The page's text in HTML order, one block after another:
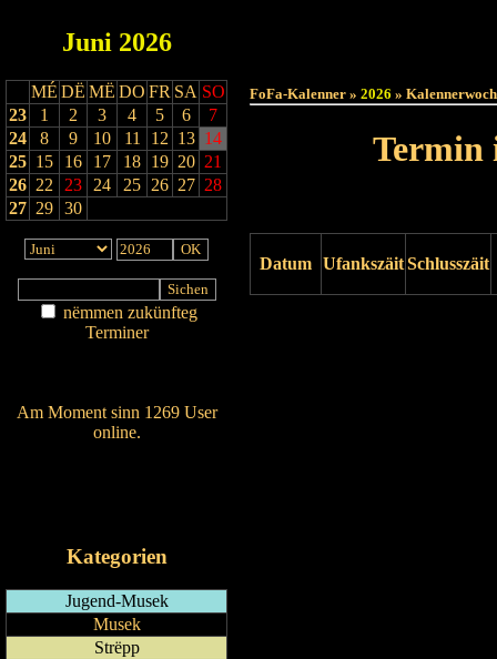
Juni 2026
MÉ DË MË DO FR SA SO
23
1 2 3 4 5 6
7
24
8 9 10 11 12 13 14
25 15 16 17 18 19 20 21
26 22 23 24 25 26 27 28
27 29 30
nëmmen zukünfteg
Terminer
Am Moment sinn 1269 User
online.
Kategorien
Jugend-Musek
Musek
Strëpp
FoFa-Kalenner » 2026 »
Termin
Datum UfankszäitSchlusszäit